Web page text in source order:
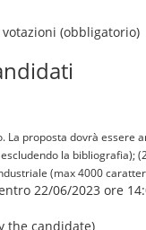
(obbligatorio)
La proposta dovrà essere
la bibliografia);
(max 4000
22/06/2023 ore
the candidate)